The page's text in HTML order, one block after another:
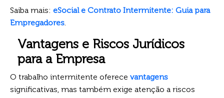
Saiba mais: eSocial e Contrato Intermitente: Guia para
Empregadores.
Vantagens e Riscos Jurídicos
para a Empresa
O trabalho intermitente oferece vantagens
significativas, mas também exige atenção a riscos